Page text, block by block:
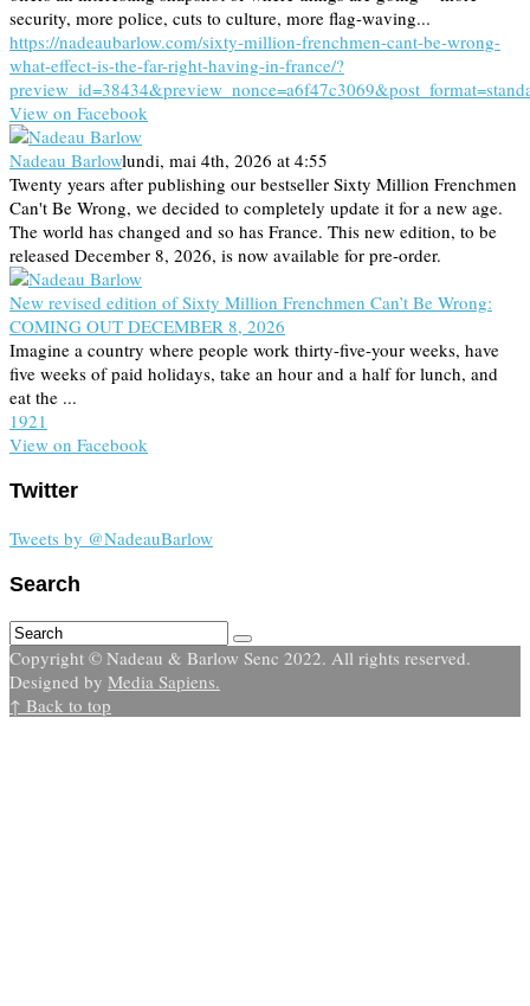
security, more police, cuts to culture, more flag-waving...
https://nadeaubarlow.com/sixty-million-frenchmen-cant-be-wrong-
what-effect-is-the-far-right-having-in-france/?
View on Facebook
Nadeau Barlowlundi, mai 4th, 2026 at 4:55
Twenty years after publishing our bestseller Sixty Million Frenchmen
Can't Be Wrong, we decided to completely update it for a new age.
The world has changed and so has France. This new edition, to be
released December 8, 2026, is now available for pre-order.
New revised edition of Sixty Million Frenchmen Can’t Be Wrong:
COMING OUT DECEMBER 8, 2026
Imagine a country where people work thirty-five-your weeks, have
five weeks of paid holidays, take an hour and a half for lunch, and
eat the ...
1921
View on Facebook
Twitter
Tweets by @NadeauBarlow
Search
Copyright © Nadeau & Barlow Senc 2022. All rights reserved.
Designed by Media Sapiens.
↑ Back to top